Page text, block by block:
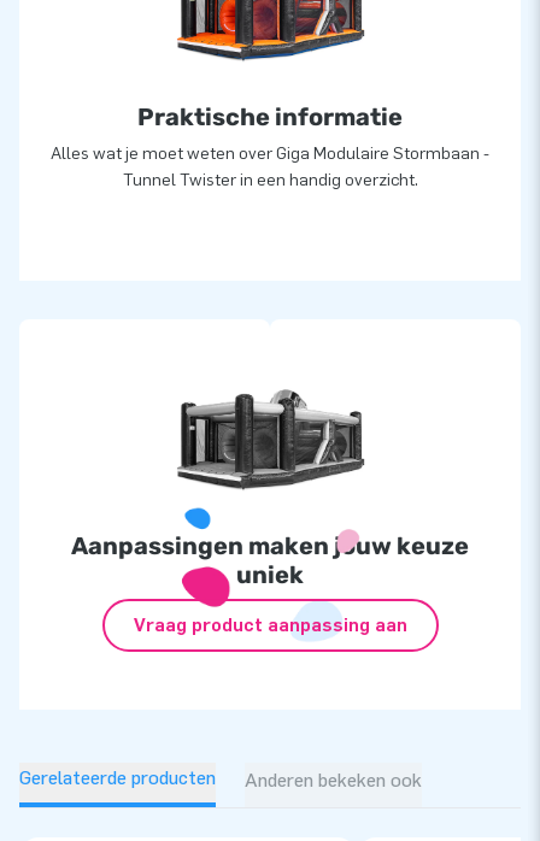
Daar zijn we trots op! Ons team van designers,
ontwikkelaars en logistiek medewerkers zijn echte ‘creators
wijze. Dankzij hen zijn onze klanten verzekerd van een zeer
professionele service en levering, over al ter wereld!
Praktische informatie
Alles wat je moet weten over Giga Modulaire Stormbaan -
Tunnel Twister in een handig overzicht.
Aanpassingen maken jouw keuze
uniek
Vraag product aanpassing aan
Gerelateerde producten Anderen bekeken ook